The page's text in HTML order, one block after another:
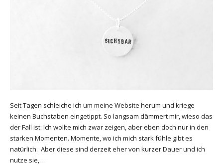
Seit Tagen schleiche ich um meine Website herum und kriege
keinen Buchstaben eingetippt. So langsam dämmert mir, wieso das
der Fall ist: Ich wollte mich zwar zeigen, aber eben doch nur in den
starken Momenten. Momente, wo ich mich stark fühle gibt es
natürlich. Aber diese sind derzeit eher von kurzer Dauer und ich
nutze sie,…